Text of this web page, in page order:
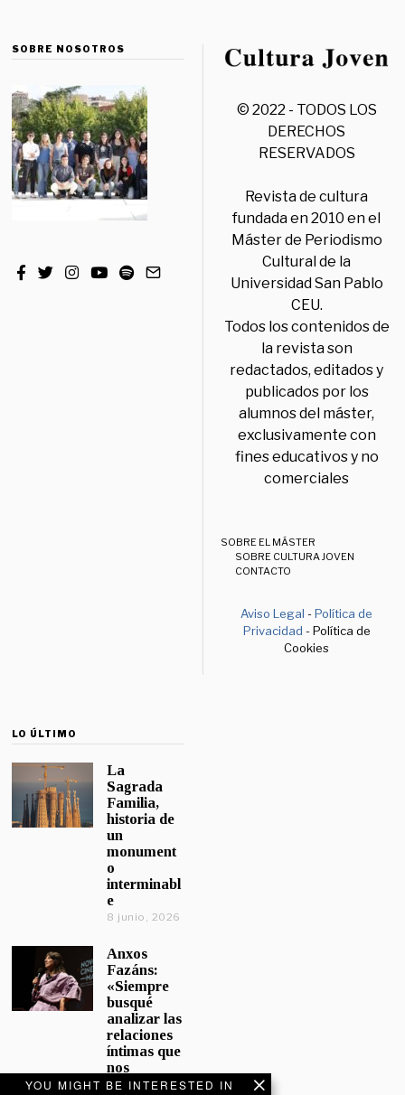
YOU MIGHT BE INTERESTED IN
SOBRE NOSOTROS
© 2022 - TODOS LOS
DERECHOS
RESERVADOS
Revista de cultura
fundada en 2010 en el
Máster de Periodismo
Cultural de la
Universidad San Pablo
CEU.
Todos los contenidos de
la revista son
redactados, editados y
publicados por los
alumnos del máster,
exclusivamente con
fines educativos y no
comerciales
SOBRE EL MÁSTER
SOBRE CULTURA JOVEN
CONTACTO
Aviso Legal -Política de
Privacidad - Política de
Cookies
LO ÚLTIMO
La
Sagrada
Familia,
historia de
un
monument
o
interminabl
e
8 junio, 2026
Anxos
Fazáns:
«Siempre
busqué
analizar las
relaciones
íntimas que
nos
afectan»